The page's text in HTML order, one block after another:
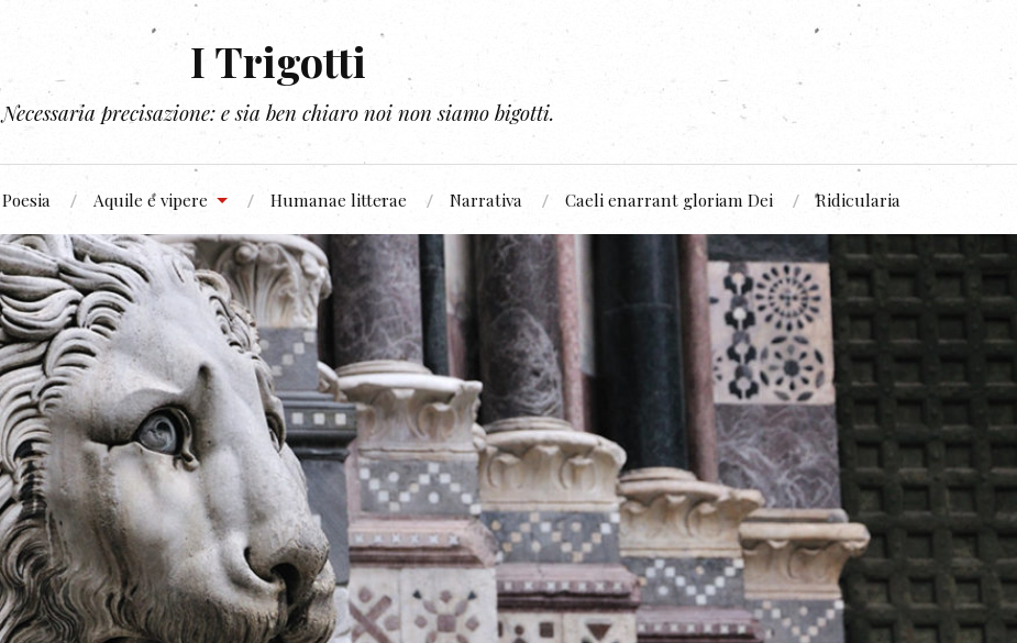
I Trigotti
Necessaria precisazione: e sia ben chiaro noi non siamo bigotti.
Poesia Aquile e vipere Humanae litterae Narrativa Caeli enarrant gloriam Dei Ridicularia